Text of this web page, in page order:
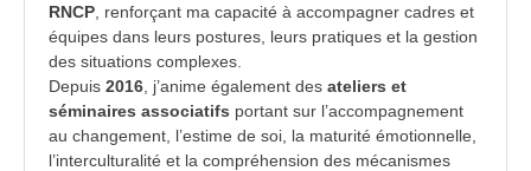
RNCP , renforçant ma capacité à accompagner cadres et
équipes dans leurs postures, leurs pratiques et la gestion
des situations complexes.
Depuis 2016 , j’anime également des ateliers et
séminaires associatifs portant sur l’accompagnement
au changement, l’estime de soi, la maturité émotionnelle,
l’interculturalité et la compréhension des mécanismes